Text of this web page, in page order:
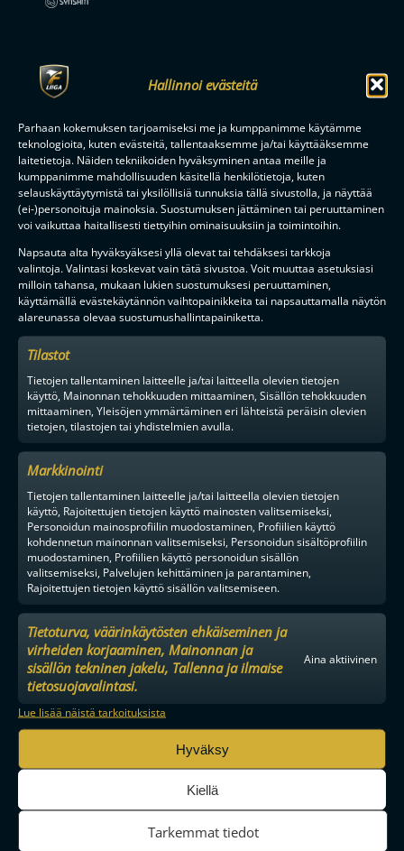
Hallinnoi evästeitä
Parhaan kokemuksen tarjoamiseksi me ja kumppanimme käytämme
teknologioita, kuten evästeitä, tallentaaksemme ja/tai käyttääksemme
laitetietoja. Näiden tekniikoiden hyväksyminen antaa meille ja
kumppanimme mahdollisuuden käsitellä henkilötietoja, kuten
selauskäyttäytymistä tai yksilöllisiä tunnuksia tällä sivustolla, ja näyttää
(ei-)personoituja mainoksia. Suostumuksen jättäminen tai peruuttaminen
voi vaikuttaa haitallisesti tiettyihin ominaisuuksiin ja toimintoihin.
Napsauta alta hyväksyäksesi yllä olevat tai tehdäksesi tarkkoja
valintoja. Valintasi koskevat vain tätä sivustoa. Voit muuttaa asetuksiasi
milloin tahansa, mukaan lukien suostumuksesi peruuttaminen,
käyttämällä evästekäytännön vaihtopainikkeita tai napsauttamalla näytön
alareunassa olevaa suostumushallintapainiketta.
Tilastot
Tietojen tallentaminen laitteelle ja/tai laitteella olevien tietojen
käyttö, Mainonnan tehokkuuden mittaaminen, Sisällön tehokkuuden
mittaaminen, Yleisöjen ymmärtäminen eri lähteistä peräisin olevien
tietojen, tilastojen tai yhdistelmien avulla.
Markkinointi
Tietojen tallentaminen laitteelle ja/tai laitteella olevien tietojen
käyttö, Rajoitettujen tietojen käyttö mainosten valitsemiseksi,
Personoidun mainosprofiilin muodostaminen, Profiilien käyttö
kohdennetun mainonnan valitsemiseksi, Personoidun sisältöprofiilin
muodostaminen, Profiilien käyttö personoidun sisällön
valitsemiseksi, Palvelujen kehittäminen ja parantaminen,
Rajoitettujen tietojen käyttö sisällön valitsemiseen.
Tietoturva, väärinkäytösten ehkäiseminen ja
virheiden korjaaminen, Mainonnan ja
sisällön tekninen jakelu, Tallenna ja ilmaise
tietosuojavalintasi.
Aina aktiivinen
Lue lisää näistä tarkoituksista
Hyväksy
Kiellä
Tarkemmat tiedot
MAAILMAN VIIHDYTTÄVINTÄ SALIBANDYA
MEDIALLE
YHTEISTYÖKUMPPANIKSI
BRÄNDI
EVÄSTEKÄYTÄNNÖT
TIETOSUOJA
F-LIIGAMIEHET